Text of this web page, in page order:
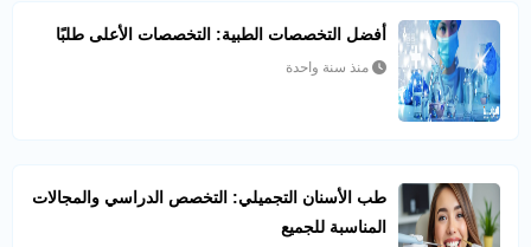
أفضل التخصصات الطبية: التخصصات الأعلى طلبًا
منذ سنة واحدة
طب الأسنان التجميلي: التخصص الدراسي والمجالات
المناسبة للجميع